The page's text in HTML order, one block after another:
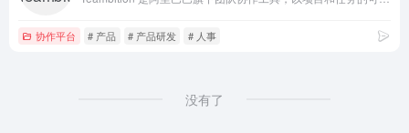
协作平台 # 产品 # 产品研发 # 人事
没有了